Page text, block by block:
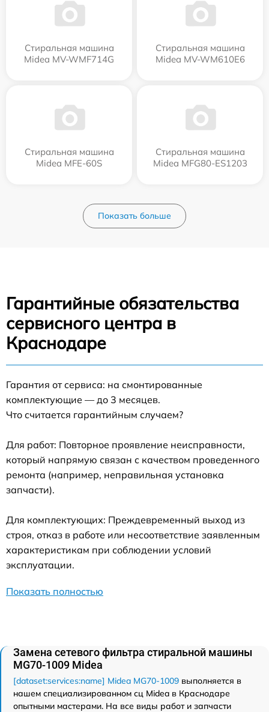
Стиральная машина
Midea MV-WMF714G
Стиральная машина
Midea MV-WM610E6
Стиральная машина
Midea MFE-60S
Стиральная машина
Midea MFG80-ES1203
Показать больше
Гарантийные обязательства
сервисного центра в
Краснодаре
Гарантия от сервиса: на смонтированные
комплектующие — до 3 месяцев.
Что считается гарантийным случаем?
Для работ: Повторное проявление неисправности,
который напрямую связан с качеством проведенного
ремонта (например, неправильная установка
запчасти).
Для комплектующих: Преждевременный выход из
строя, отказ в работе или несоответствие заявленным
характеристикам при соблюдении условий
эксплуатации.
Показать полностью
Замена сетевого фильтра стиральной машины
MG70-1009 Midea
[dataset:services:name] Midea MG70-1009 выполняется в
нашем специализированном сц Midea в Краснодаре
опытными мастерами. На все виды работ и запчасти